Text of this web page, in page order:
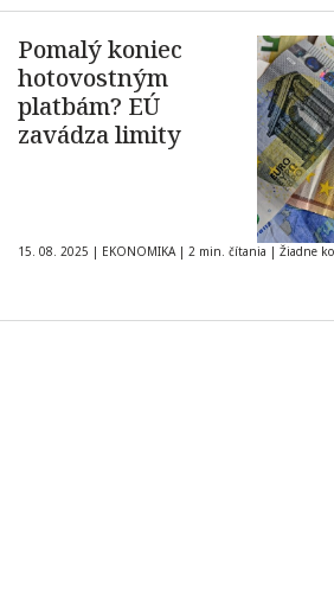
Pomalý koniec
hotovostným
platbám? EÚ
zavádza limity
15. 08. 2025 | EKONOMIKA | 2 min. čítania | Žiadne